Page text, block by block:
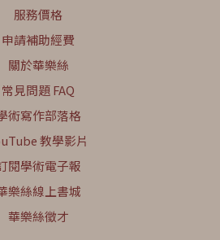
服務價格
申請補助經費
關於華樂絲
常見問題 FAQ
術寫作部落格
教學影片
閱學術電子報
樂絲線上書城
華樂絲徵才